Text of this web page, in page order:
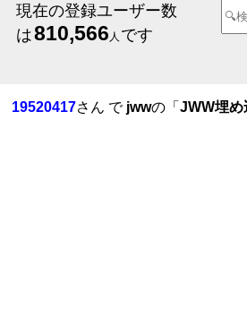
現在の登録ユーザー数
は810,566 人 です
19520417さん で jwwの「JWW埋め